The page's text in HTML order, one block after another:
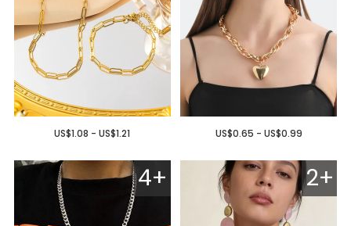
US$1.08 - US$1.21 US$0.65 - US$0.99
4+ 2+